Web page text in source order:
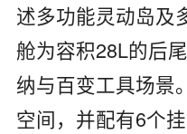
述多功能灵动岛及
舱为容积28L的后
纳与百变工具场景
空间，并配有6个挂